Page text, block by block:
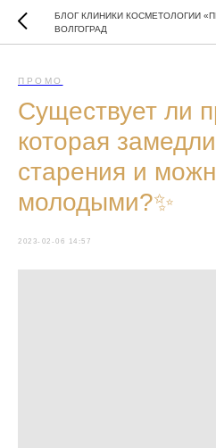
БЛОГ КЛИНИКИ КОСМЕТОЛОГИИ
ВОЛГОГРАД
ПРОМО
Существует ли
которая
старения и
молодыми?✨
2023-02-06 14:57